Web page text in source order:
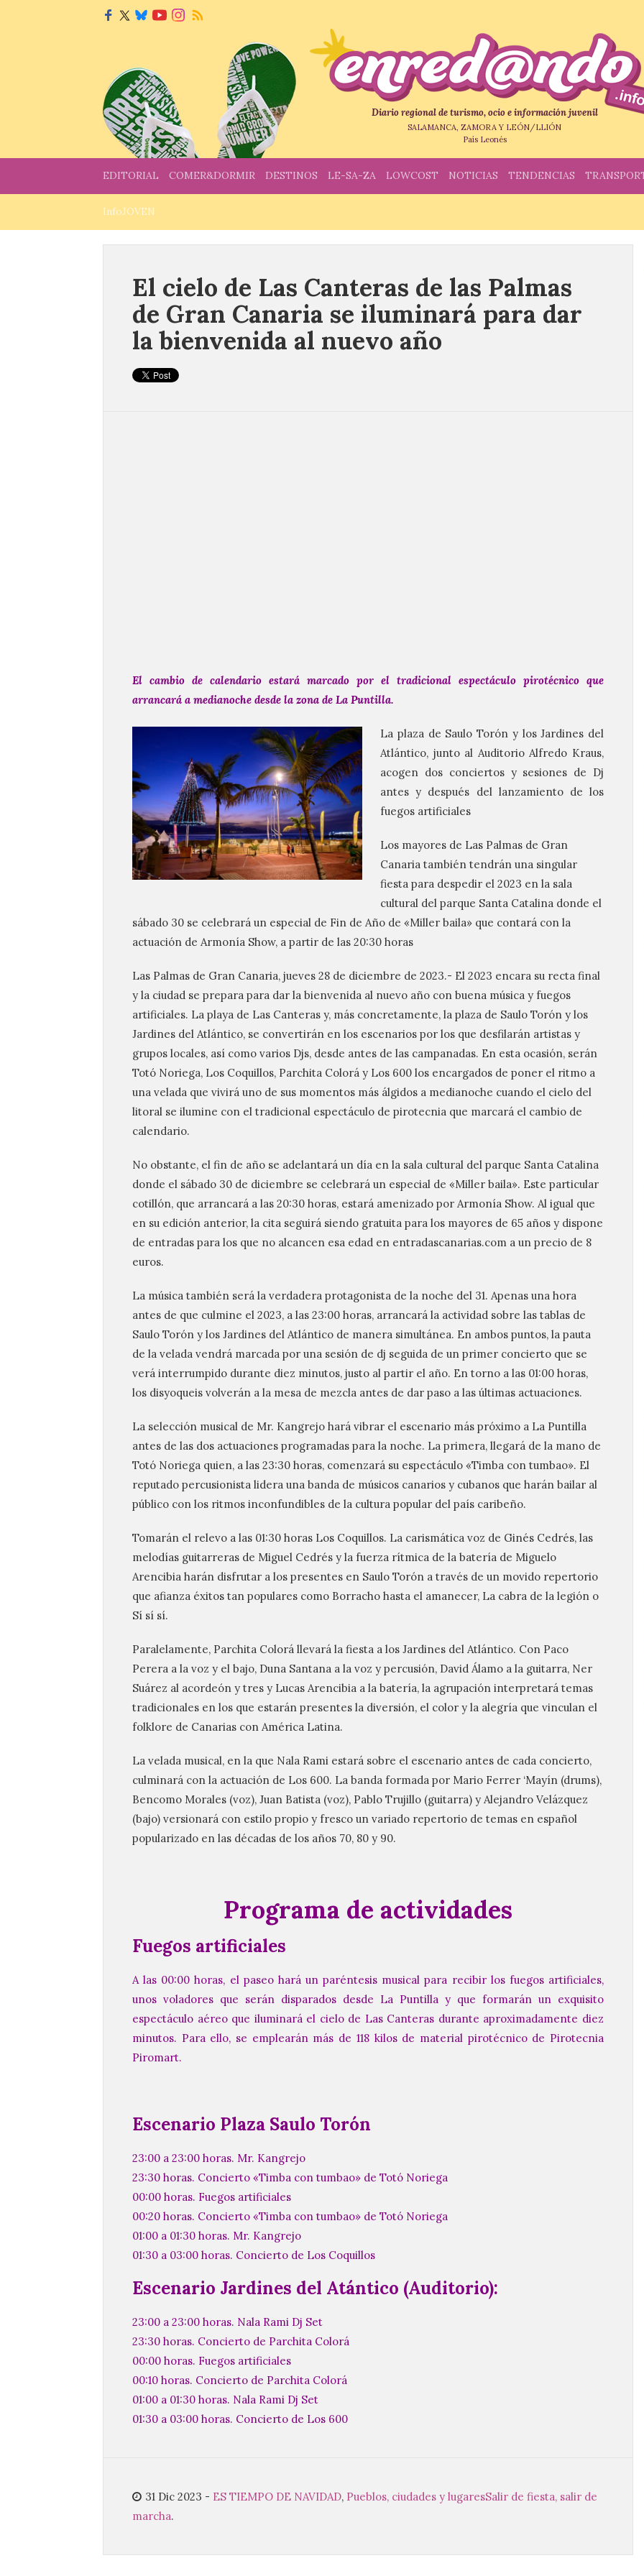
Diario regional de turismo, ocio e información juvenil
SALAMANCA, ZAMORA Y LEÓN/LLIÓN
País Leonés
EDITORIAL COMER&DORMIR DESTINOS LE-SA-ZA LOWCOST NOTICIAS TENDENCIAS
InfoJOVEN
El cielo de Las Canteras de las Palmas
de Gran Canaria se iluminará para dar
la bienvenida al nuevo año
El cambio de calendario estará marcado por el tradicional espectáculo pirotécnico que
arrancará a medianoche desde la zona de La Puntilla.
La plaza de Saulo Torón y los Jardines del
Atlántico, junto al Auditorio Alfredo Kraus,
acogen dos conciertos y sesiones de Dj
antes y después del lanzamiento de los
fuegos artificiales
Los mayores de Las Palmas de Gran
Canaria también tendrán una singular
fiesta para despedir el 2023 en la sala
cultural del parque Santa Catalina donde el
sábado 30 se celebrará un especial de Fin de Año de «Miller baila» que contará con la
actuación de Armonía Show, a partir de las 20:30 horas
Las Palmas de Gran Canaria, jueves 28 de diciembre de 2023.- El 2023 encara su recta final
y la ciudad se prepara para dar la bienvenida al nuevo año con buena música y fuegos
artificiales. La playa de Las Canteras y, más concretamente, la plaza de Saulo Torón y los
Jardines del Atlántico, se convertirán en los escenarios por los que desfilarán artistas y
grupos locales, así como varios Djs, desde antes de las campanadas. En esta ocasión, serán
Totó Noriega, Los Coquillos, Parchita Colorá y Los 600 los encargados de poner el ritmo a
una velada que vivirá uno de sus momentos más álgidos a medianoche cuando el cielo del
litoral se ilumine con el tradicional espectáculo de pirotecnia que marcará el cambio de
calendario.
No obstante, el fin de año se adelantará un día en la sala cultural del parque Santa Catalina
donde el sábado 30 de diciembre se celebrará un especial de «Miller baila». Este particular
cotillón, que arrancará a las 20:30 horas, estará amenizado por Armonía Show. Al igual que
en su edición anterior, la cita seguirá siendo gratuita para los mayores de 65 años y dispone
de entradas para los que no alcancen esa edad en entradascanarias.com a un precio de 8
euros.
La música también será la verdadera protagonista de la noche del 31. Apenas una hora
antes de que culmine el 2023, a las 23:00 horas, arrancará la actividad sobre las tablas de
Saulo Torón y los Jardines del Atlántico de manera simultánea. En ambos puntos, la pauta
de la velada vendrá marcada por una sesión de dj seguida de un primer concierto que se
verá interrumpido durante diez minutos, justo al partir el año. En torno a las 01:00 horas,
los disyoqueis volverán a la mesa de mezcla antes de dar paso a las últimas actuaciones.
La selección musical de Mr. Kangrejo hará vibrar el escenario más próximo a La Puntilla
antes de las dos actuaciones programadas para la noche. La primera, llegará de la mano de
Totó Noriega quien, a las 23:30 horas, comenzará su espectáculo «Timba con tumbao». El
reputado percusionista lidera una banda de músicos canarios y cubanos que harán bailar al
público con los ritmos inconfundibles de la cultura popular del país caribeño.
Tomarán el relevo a las 01:30 horas Los Coquillos. La carismática voz de Ginés Cedrés, las
melodías guitarreras de Miguel Cedrés y la fuerza rítmica de la batería de Miguelo
Arencibia harán disfrutar a los presentes en Saulo Torón a través de un movido repertorio
que afianza éxitos tan populares como Borracho hasta el amanecer, La cabra de la legión o
Sí sí sí.
Paralelamente, Parchita Colorá llevará la fiesta a los Jardines del Atlántico. Con Paco
Perera a la voz y el bajo, Duna Santana a la voz y percusión, David Álamo a la guitarra, Ner
Suárez al acordeón y tres y Lucas Arencibia a la batería, la agrupación interpretará temas
tradicionales en los que estarán presentes la diversión, el color y la alegría que vinculan el
folklore de Canarias con América Latina.
La velada musical, en la que Nala Rami estará sobre el escenario antes de cada concierto,
culminará con la actuación de Los 600. La banda formada por Mario Ferrer ‘Mayín (drums),
Bencomo Morales (voz), Juan Batista (voz), Pablo Trujillo (guitarra) y Alejandro Velázquez
(bajo) versionará con estilo propio y fresco un variado repertorio de temas en español
popularizado en las décadas de los años 70, 80 y 90.
Programa de actividades
Fuegos artificiales
A las 00:00 horas, el paseo hará un paréntesis musical para recibir los fuegos artificiales,
unos voladores que serán disparados desde La Puntilla y que formarán un exquisito
espectáculo aéreo que iluminará el cielo de Las Canteras durante aproximadamente diez
minutos. Para ello, se emplearán más de 118 kilos de material pirotécnico de Pirotecnia
Piromart.
Escenario Plaza Saulo Torón
23:00 a 23:00 horas. Mr. Kangrejo
23:30 horas. Concierto «Timba con tumbao» de Totó Noriega
00:00 horas. Fuegos artificiales
00:20 horas. Concierto «Timba con tumbao» de Totó Noriega
01:00 a 01:30 horas. Mr. Kangrejo
01:30 a 03:00 horas. Concierto de Los Coquillos
Escenario Jardines del Atántico (Auditorio):
23:00 a 23:00 horas. Nala Rami Dj Set
23:30 horas. Concierto de Parchita Colorá
00:00 horas. Fuegos artificiales
00:10 horas. Concierto de Parchita Colorá
01:00 a 01:30 horas. Nala Rami Dj Set
01:30 a 03:00 horas. Concierto de Los 600
31 Dic 2023 - ES TIEMPO DE NAVIDAD, Pueblos, ciudades y lugaresSalir de fiesta, salir de
marcha.